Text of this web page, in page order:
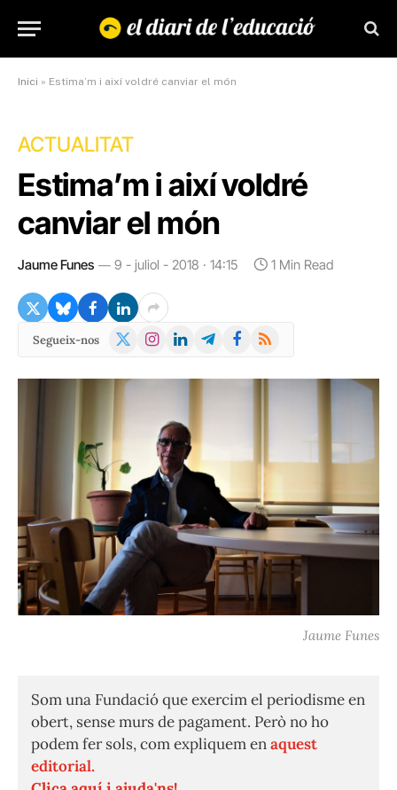
Inici » Estima’m i així voldré canviar el món
ACTUALITAT
Estima’m i així voldré
canviar el món
Jaume Funes 9 - juliol - 2018 · 14:15 1 Min Read
Segueix-nos
X
Instagram
LinkedInTelegramFacebook
RSS
Jaume Funes
Som una Fundació que exercim el periodisme en
obert, sense murs de pagament. Però no ho
podem fer sols, com expliquem enaquest
editorial.